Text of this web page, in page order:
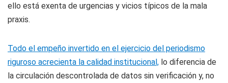
ello está exenta de urgencias y vicios típicos de la mala
praxis.
Todo el empeño invertido en el ejercicio del periodismo
riguroso acrecienta la calidad institucional, lo diferencia de
la circulación descontrolada de datos sin verificación y, no